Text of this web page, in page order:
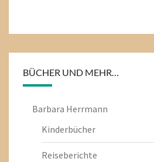
BÜCHER UND MEHR…
Barbara Herrmann
Kinderbücher
Reiseberichte